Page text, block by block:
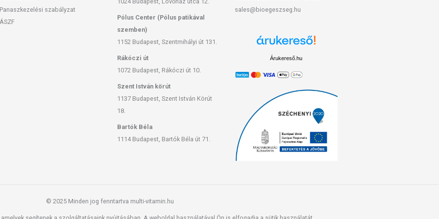
Panaszkezelési szabályzat
ÁSZF
Pólus Center (Pólus patikával
szemben)
1152 Budapest, Szentmihályi út 131.
Rákóczi út
1072 Budapest, Rákóczi út 10.
Szent István körút
1137 Budapest, Szent István Körút
18.
Bartók Béla
1114 Budapest, Bartók Béla út 71.
sales@bioegeszseg.hu
Árukereső.hu
© 2025 Minden jog fenntartva multi-vitamin.hu